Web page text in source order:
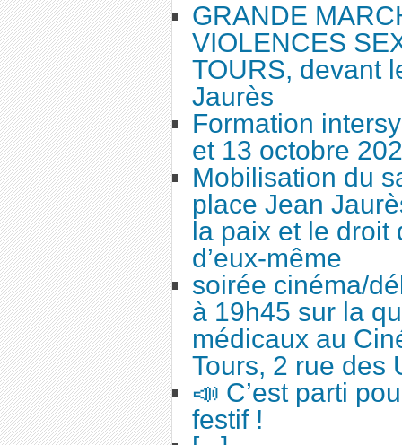
GRANDE
VIOLENCES
TOURS, devant
Jaurès
Formation
et 13 octobre
Mobilisation du
place Jean
la paix et le
d’eux-même
soirée cinéma/
à 19h45 sur la
médicaux au
Tours, 2 rue des
📣 C’est parti
festif !